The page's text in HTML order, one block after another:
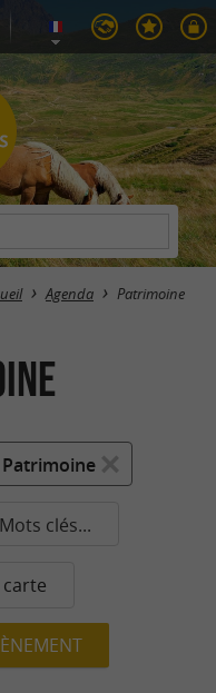
Agenda Patrimoine
Patrimoine
Mots clés...